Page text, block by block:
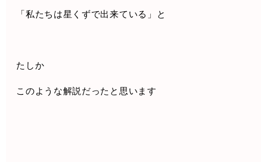
「私たちは星くずで出来ている」と
たしか
このような解説だったと思います